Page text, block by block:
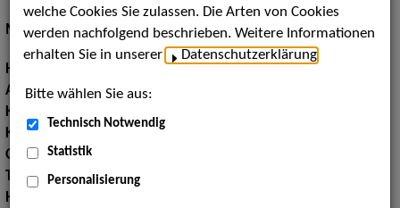
Models / Werbung:Fotomodell
Haarfarbe:
Augenfarbe:braun
Körpergröße:
Konfektionsgröße:
34 36
Oberweite:90
Taille:
65
Hüfte:
welche Cookies Sie zulassen. Die Arten von Cookies
werden nachfolgend beschrieben. Weitere Informationen
erhalten Sie in unserer
Datenschutzerklärung
Bitte wählen Sie aus:
Technisch Notwendig
Statistik
Personalisierung